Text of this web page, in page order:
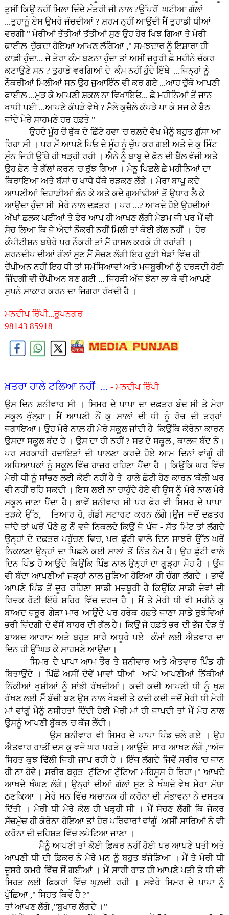
ਤੁਸੀਂ ਕਿਉਂ ਨਹੀਂ ਮਿਲਾ ਦਿੰਦੇ ਮੰਤਰੀ ਜੀ ਨਾਲ ?ਉੱਪਰੋਂ ਘਟੀਆ ਗੱਲਾਂ
...ਤੁਹਾਨੂੰ ਏਸ ਉਮਰੇ ਜੱਚਦੀਆਂ ? ਸ਼ਰਮ ਨ੍ਹੀਂ ਆਉਂਦੀ ਮੈਂ ਤੁਹਾਡੀ ਧੀਆਂ
ਵਰਗੀ " ਮੇਰੀਆਂ ਤੱਤੀਆਂ ਤੱਤੀਆਂ ਸੁਣ ਉਹ ਹੋਰ ਖਿਝ ਗਿਆ ਤੇ ਮੇਰੀ
ਫਾਈਲ ਚੁੱਕਦਾ ਹੋਇਆ ਆਖਣ ਲੱਗਿਆ ," ਸਮਝਦਾਰ ਨੂੰ ਇਸ਼ਾਰਾ ਹੀ
ਕਾਫ਼ੀ ਹੁੰਦਾ... ਜੇ ਤੇਰਾ ਕੰਮ ਬਣਨਾ ਹੁੰਦਾ ਤਾਂ ਅਸੀਂ ਜ਼ਰੂਰੀ ਛੇ ਮਹੀਨੇ ਚੱਕਰ
ਕਟਾਉਣੇ ਸਨ ? ਤੁਹਾਡੇ ਵਰਗਿਆਂ ਦੇ ਕੰਮ ਨਹੀਂ ਹੁੰਦੇ ਇੱਥੇ ...ਜਿਨ੍ਹਾਂ ਨੂੰ
ਨੌਕਰੀਆਂ ਮਿਲੀਆਂ ਸਨ ਉਹ ਜੁਆਇੰਨ ਵੀ ਕਰ ਗਏ ...ਆਹ ਚੁੱਕੋ ਆਪਣੀ
ਫਾਈਲ ...ਮੁੜ ਕੇ ਆਪਣੀ ਸ਼ਕਲ ਨਾ ਵਿਖਾਇਓ... ਛੇ ਮਹੀਨਿਆਂ ਤੋਂ ਜਾਨ
ਖਾਧੀ ਪਈ ...ਆਪਣੇ ਕੱਪੜੇ ਵੇਖੇ ? ਮੈਲੇ ਕੁਚੈਲੇ ਕੱਪੜੇ ਪਾ ਕੇ ਸਜ ਕੇ ਬੈਠ
ਜਾਂਦੇ ਮੇਰੇ ਸਾਹਮਣੇ ਹਰ ਹਫ਼ਤੇ "
ਉਹਦੇ ਮੂੰਹ ਚੋਂ ਥੁੱਕ ਦੇ ਛਿੱਟੇ ਹਵਾ 'ਚ ਰਲ਼ਦੇ ਵੇਖ ਮੈਨੂੰ ਬਹੁਤ ਗੁੱਸਾ ਆ
ਰਿਹਾ ਸੀ । ਪਰ ਮੈਂ ਆਪਣੇ ਪਿਓ ਦੇ ਮੂੰਹ ਨੂੰ ਚੁੱਪ ਕਰ ਗਈ ਅਤੇ ਦੋ ਕੁ ਮਿੰਟ
ਸੁੰਨ ਜਿਹੀ ਉੱਥੇ ਹੀ ਖੜ੍ਹੀ ਰਹੀ । ਐਨੇ ਨੂੰ ਬਾਬੂ ਦੇ ਫ਼ੋਨ ਦੀ ਬੈੱਲ ਵੱਜੀ ਅਤੇ
ਉਹ ਫ਼ੋਨ 'ਤੇ ਗੱਲਾਂ ਕਰਨ 'ਚ ਰੁੱਝ ਗਿਆ । ਮੈਨੂ ਪਿਛਲੇ ਛੇ ਮਹੀਨਿਆਂ ਦਾ
ਕਿਰਾਇਆ ਅਤੇ ਬੱਸਾਂ ਚ ਖਾਧੇ ਧੱਕੇ ਰੜਕਣ ਲੱਗੇ । ਮੇਰਾ ਬਾਪੂ ਕਦੇ
ਆਪਣੀਆਂ ਦਿਹਾੜੀਆਂ ਭੰਨ ਕੇ ਅਤੇ ਕਦੇ ਗੁਆਂਢੀਆਂ ਤੋਂ ਉਧਾਰ ਲੈ ਕੇ
ਆਉਂਦਾ ਹੁੰਦਾ ਸੀ ਮੇਰੇ ਨਾਲ ਦਫ਼ਤਰ । ਪਰ ...? ਆਖਦੇ ਹੋਏ ਉਹਦੀਆਂ
ਅੱਖਾਂ ਛਲਕ ਪਈਆਂ ਤੇ ਫੇਰ ਆਪ ਹੀ ਆਖਣ ਲੱਗੀ ਮੈਡਮ ਜੀ ਪਰ ਮੈਂ ਵੀ
ਸੋਚ ਲਿਆ ਕਿ ਜੇ ਐਦਾਂ ਨੌਕਰੀ ਨਹੀਂ ਮਿਲੀ ਤਾਂ ਕੋਈ ਗੱਲ ਨਹੀਂ । ਹੋਰ
ਕੰਪੀਟੀਸ਼ਨ ਬਥੇਰੇ ਪਰ ਨੌਕਰੀ ਤਾਂ ਮੈਂ ਹਾਸਲ ਕਰਕੇ ਹੀ ਰਹਾਂਗੀ ।
ਸ਼ਰਨਦੀਪ ਦੀਆਂ ਗੱਲਾਂ ਸੁਣ ਮੈਂ ਸੋਚਣ ਲੱਗੀ ਇਹ ਕੁੜੀ ਖੇਡਾਂ ਵਿੱਚ ਹੀ
ਚੈਂਪੀਅਨ ਨਹੀਂ ਇਹ ਧੀ ਤਾਂ ਸਮੱਸਿਆਵਾਂ ਅਤੇ ਮਜਬੂਰੀਆਂ ਨੂੰ ਦਰੜਦੀ ਹੋਈ
ਜ਼ਿੰਦਗੀ ਵੀ ਚੈਂਪੀਅਨ ਬਣ ਗਈ ... ਜਿਹੜੀ ਅੱਜ ਝੋਨਾ ਲਾ ਕੇ ਵੀ ਆਪਣੇ
ਸੁਪਨੇ ਸਾਕਾਰ ਕਰਨ ਦਾ ਜਿਗਰਾ ਰੱਖਦੀ ਹੈ ।
ਮਨਦੀਪ ਰਿੰਪੀ...ਰੂਪਨਗਰ
98143 85918
ਖ਼ਤਰਾ ਹਾਲੇ ਟਲਿਆ ਨਹੀਂ ... - ਮਨਦੀਪ ਰਿੰਪੀ
ਉਸ ਦਿਨ ਸ਼ਨੀਵਾਰ ਸੀ । ਸਿਮਰ ਦੇ ਪਾਪਾ ਦਾ ਦਫ਼ਤਰ ਬੰਦ ਸੀ ਤੇ ਮੇਰਾ
ਸਕੂਲ ਖੁੱਲ੍ਹਾ। ਮੈਂ ਆਪਣੀ ਨੌਂ ਕੁ ਸਾਲਾਂ ਦੀ ਧੀ ਨੂੰ ਰੋਜ਼ ਦੀ ਤਰ੍ਹਾਂ
ਜਗਾਇਆ। ਉਹ ਮੇਰੇ ਨਾਲ਼ ਹੀ ਮੇਰੇ ਸਕੂਲ ਜਾਂਦੀ ਹੈ ਕਿਉਂਕਿ ਕੋਰੋਨਾ ਕਾਰਨ
ਉਸਦਾ ਸਕੂਲ ਬੰਦ ਹੈ । ਉਸ ਦਾ ਹੀ ਨਹੀਂ ? ਸਭ ਦੇ ਸਕੂਲ , ਕਾਲਜ ਬੰਦ ਨੇ।
ਪਰ ਸਰਕਾਰੀ ਹਦਾਇਤਾਂ ਦੀ ਪਾਲਣਾ ਕਰਦੇ ਹੋਏ ਆਮ ਦਿਨਾਂ ਵਾਂਗੂੰ ਹੀ
ਅਧਿਆਪਕਾਂ ਨੂੰ ਸਕੂਲ ਵਿੱਚ ਹਾਜ਼ਰ ਰਹਿਣਾ ਪੈਂਦਾ ਹੈ । ਕਿਉਂਕਿ ਘਰ ਵਿੱਚ
ਮੇਰੀ ਧੀ ਨੂੰ ਸਾਂਭਣ ਲਈ ਕੋਈ ਨਹੀਂ ਹੈ ਤੇ ਹਾਲੇ ਛੋਟੀ ਹੋਣ ਕਾਰਨ 'ਕੱਲੀ ਘਰ
ਵੀ ਨਹੀਂ ਰਹਿ ਸਕਦੀ । ਇਸ ਲਈ ਨਾ ਚਾਹੁੰਦੇ ਹੋਏ ਵੀ ਉਸ ਨੂੰ ਮੇਰੇ ਨਾਲ ਮੇਰੇ
ਸਕੂਲ ਜਾਣਾ ਪੈਂਦਾ ਹੈ। ਭਾਵੇਂ ਸ਼ਨੀਵਾਰ ਸੀ ਪਰ ਫੇਰ ਵੀ ਸਿਮਰ ਦੇ ਪਾਪਾ
ਤੜਕੇ ਉੱਠ, ਤਿਆਰ ਹੋ, ਗੱਡੀ ਸਟਾਰਟ ਕਰਨ ਲੱਗੇ।ਉਂਜ ਜਦੋਂ ਦਫ਼ਤਰ
ਜਾਂਦੇ ਤਾਂ ਘਰੋਂ ਪੌਣੇ ਕੁ ਨੌਂ ਵਜੇ ਨਿਕਲਦੇ ਕਿਉਂ ਜੋ ਪੰਜ - ਸੱਤ ਮਿੰਟ ਤਾਂ ਲੱਗਦੇ
ਉਨ੍ਹਾਂ ਦੇ ਦਫ਼ਤਰ ਪਹੁੰਚਣ ਵਿਚ, ਪਰ ਛੁੱਟੀ ਵਾਲੇ ਦਿਨ ਸਾਝਰੇ ਉੱਠ ਘਰੋਂ
ਨਿਕਲਣਾ ਉਨ੍ਹਾਂ ਦਾ ਪਿਛਲੇ ਕਈ ਸਾਲਾਂ ਤੋਂ ਨਿੱਤ ਨੇਮ ਹੈ। ਉਹ ਛੁੱਟੀ ਵਾਲੇ
ਦਿਨ ਪਿੰਡ ਹੋ ਆਉਂਦੇ ਕਿਉਂਕਿ ਪਿੰਡ ਨਾਲ ਉਨ੍ਹਾਂ ਦਾ ਗੂੜ੍ਹਾ ਮੋਹ ਹੈ । ਉਂਜ
ਵੀ ਬੰਦਾ ਆਪਣੀਆਂ ਜੜ੍ਹਾਂ ਨਾਲ ਜੁੜਿਆ ਹੋਇਆ ਹੀ ਚੰਗਾ ਲੱਗਦੈ । ਭਾਵੇਂ
ਆਪਣੇ ਪਿੰਡ ਤੋਂ ਦੂਰ ਰਹਿਣਾ ਸਾਡੀ ਮਜ਼ਬੂਰੀ ਹੈ ਕਿਉਂਕਿ ਸਾਡੀ ਦੋਵਾਂ ਦੀ
ਰਿਜ਼ਕ ਰੋਟੀ ਇੱਥੇ ਸ਼ਹਿਰ ਵਿੱਚ ਦਰਜ ਹੈ । ਮੈਂ ਤੇ ਮੇਰੀ ਧੀ ਵੀ ਮਹੀਨੇ ਕੁ
ਬਾਅਦ ਜ਼ਰੂਰ ਗੇੜਾ ਮਾਰ ਆਉਂਦੇ ਪਰ ਹਰੇਕ ਹਫ਼ਤੇ ਜਾਣਾ ਸਾਡੇ ਰੁਝੇਵਿਆਂ
ਭਰੀ ਜ਼ਿੰਦਗੀ ਦੇ ਵੱਸੋਂ ਬਾਹਰ ਦੀ ਗੱਲ ਹੈ। ਕਿਉਂ ਜੋ ਹਫ਼ਤੇ ਭਰ ਦੀ ਭੱਜ ਦੌੜ ਤੋਂ
ਬਾਅਦ ਆਰਾਮ ਅਤੇ ਬਹੁਤ ਸਾਰੇ ਅਧੂਰੇ ਪਏ ਕੰਮਾਂ ਲਈ ਐਤਵਾਰ ਦਾ
ਦਿਨ ਹੀ ਉੱਘੜ ਕੇ ਸਾਹਮਣੇ ਆਉਂਦਾ।
ਸਿਮਰ ਦੇ ਪਾਪਾ ਆਮ ਤੌਰ ਤੇ ਸ਼ਨੀਵਾਰ ਅਤੇ ਐਤਵਾਰ ਪਿੰਡ ਹੀ
ਬਿਤਾਉਂਦੇ । ਪਿੱਛੋੰ ਅਸੀਂ ਦੋਵੇਂ ਮਾਵਾਂ ਧੀਆਂ ਆਪੋ ਆਪਣੀਆਂ ਨਿੱਕੀਆਂ
ਨਿੱਕੀਆਂ ਖੁਸ਼ੀਆਂ ਨੂੰ ਸਾਂਭੀ ਰੱਖਦੀਆਂ। ਕਦੀ ਕਦੀ ਆਪਣੀ ਧੀ ਨੂੰ ਖੁਸ਼
ਰੱਖਣ ਲਈ ਮੈੰ ਬੱਚੀ ਬਣ ਉਸ ਨਾਲ ਖੇਡਦੀ ਤੇ ਕਦੀ ਕਦੀ ਜਦੋਂ ਮੇਰੀ ਧੀ ਮੇਰੀ
ਮਾਂ ਵਾਂਗੂੰ ਮੈਨੂੰ ਨਸੀਹਤਾਂ ਦਿੰਦੀ ਹੋਈ ਮੇਰੀ ਮਾਂ ਹੀ ਜਾਪਦੀ ਤਾਂ ਮੈੰ ਮੋਹ ਨਾਲ
ਉਸਨੂੰ ਆਪਣੀ ਬੁੱਕਲ 'ਚ ਕੱਜ ਲੈੰਦੀ।
ਉਸ ਸ਼ਨੀਵਾਰ ਵੀ ਸਿਮਰ ਦੇ ਪਾਪਾ ਪਿੰਡ ਚਲੇ ਗਏ । ਉਹ
ਐਤਵਾਰ ਰਾਤੀਂ ਦਸ ਕੁ ਵਜੇ ਘਰ ਪਰਤੇ। ਆਉਂਦੇ ਸਾਰ ਆਖਣ ਲੱਗੇ ,"ਅੱਜ
ਸਿਹਤ ਕੁਝ ਢਿੱਲੀ ਜਿਹੀ ਜਾਪ ਰਹੀ ਹੈ । ਇੰਜ ਲੱਗਦੈ ਜਿਵੇਂ ਸਰੀਰ 'ਚ ਜਾਨ
ਹੀ ਨਾ ਹੋਵੇ। ਸਰੀਰ ਬਹੁਤ ਟੁੱਟਿਆ ਟੁੱਟਿਆ ਮਹਿਸੂਸ ਹੋ ਰਿਹਾ।" ਆਖਦੇ
ਆਖਦੇ ਖੰਘਣ ਲੱਗੇ। ਉਨ੍ਹਾਂ ਦੀਆਂ ਗੱਲਾਂ ਸੁਣ ਤੇ ਖੰਘਦੇ ਵੇਖ ਮੇਰਾ ਮੱਥਾ
ਠਣਕਿਆ । ਮੇਰੇ ਮਨ ਵਿੱਚ ਅਚਾਨਕ ਹੀ ਕਰੋਨਾ ਦੀ ਸੰਭਾਵਨਾ ਨੇ ਦਸਤਕ
ਦਿੱਤੀ । ਮੇਰੀ ਧੀ ਮੇਰੇ ਕੋਲ ਹੀ ਖੜ੍ਹੀ ਸੀ । ਮੈਂ ਸੋਚਣ ਲੱਗੀ ਕਿ ਜੇਕਰ
ਸੱਚਮੁੱਚ ਹੀ ਕੋਰੋਨਾ ਹੋਇਆ ਤਾਂ ਹੋਰ ਪਰਿਵਾਰਾਂ ਵਾਂਗੂੰ ਅਸੀਂ ਸਾਰਿਆਂ ਨੇ ਵੀ
ਕਰੋਨਾ ਦੀ ਦਹਿਸ਼ਤ ਵਿੱਚ ਲਪੇਟਿਆ ਜਾਣਾ ।
ਮੈਨੂੰ ਆਪਣੀ ਤਾਂ ਕੋਈ ਫ਼ਿਕਰ ਨਹੀਂ ਹੋਈ ਪਰ ਆਪਣੇ ਪਤੀ ਅਤੇ
ਆਪਣੀ ਧੀ ਦੀ ਫ਼ਿਕਰ ਨੇ ਮੇਰੇ ਮਨ ਨੂੰ ਬਹੁਤ ਝੰਜੋੜਿਆ । ਮੈਂ ਤੇ ਮੇਰੀ ਧੀ
ਦੂਸਰੇ ਕਮਰੇ ਵਿੱਚ ਸੌਂ ਗਈਆਂ । ਮੈਂ ਸਾਰੀ ਰਾਤ ਹੀ ਆਪਣੇ ਪਤੀ ਤੇ ਧੀ ਦੀ
ਸਿਹਤ ਲਈ ਫ਼ਿਕਰਾਂ ਵਿੱਚ ਘੁਲ਼ਦੀ ਰਹੀ । ਸਵੇਰੇ ਸਿਮਰ ਦੇ ਪਾਪਾ ਨੂੰ
ਪੁੱਛਿਆ ," ਸਿਹਤ ਕਿਵੇਂ ਹੈ ?"
ਤਾਂ ਆਖਣ ਲੱਗੇ ,"ਬੁਖਾਰ ਲੱਗਦੈ ।"